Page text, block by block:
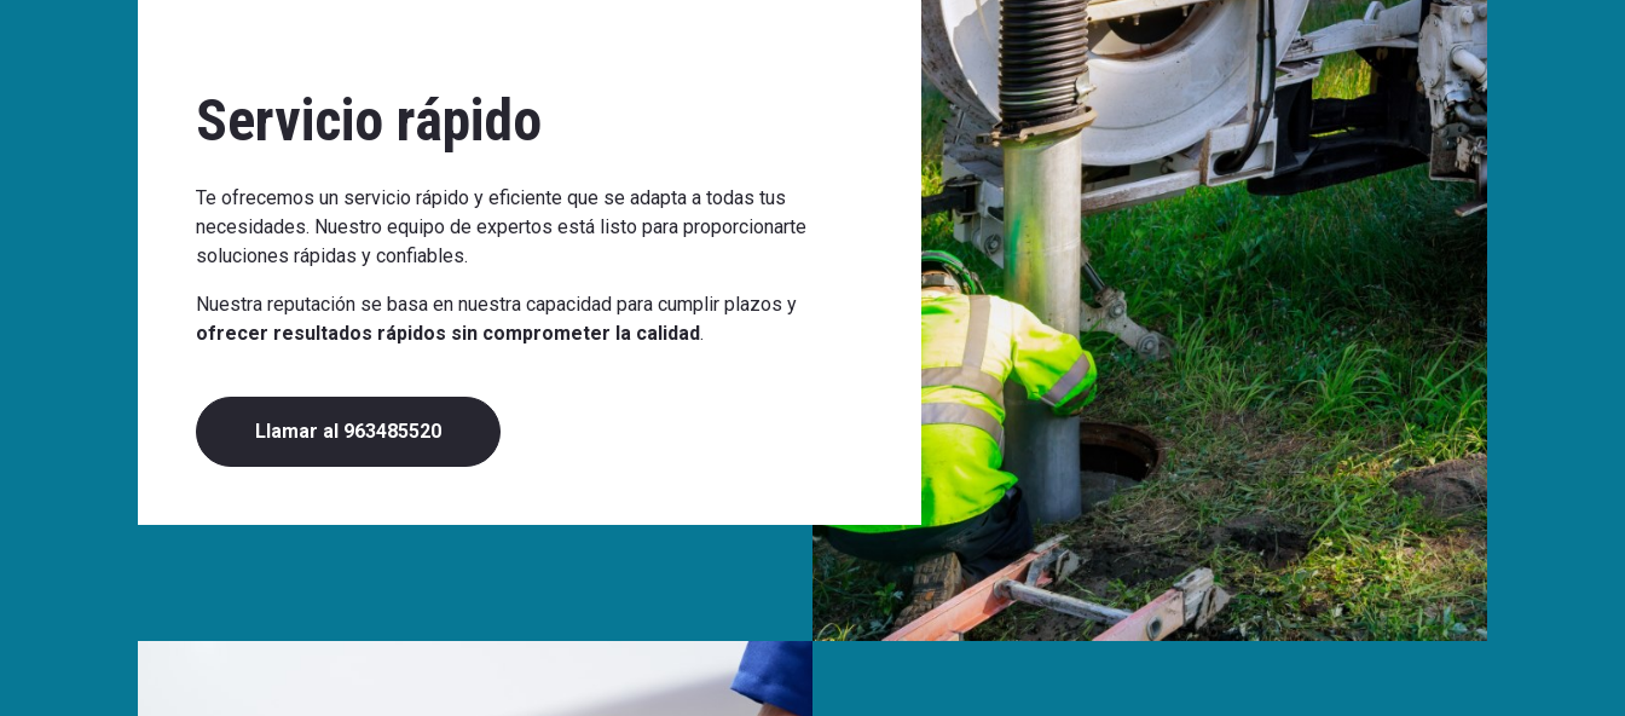
Servicio rápido
Te ofrecemos un servicio rápido y eficiente que se adapta a todas tus
necesidades. Nuestro equipo de expertos está listo para proporcionarte
soluciones rápidas y confiables.
Nuestra reputación se basa en nuestra capacidad para cumplir plazos y
ofrecer resultados rápidos sin comprometer la calidad.
Llamar al 963485520